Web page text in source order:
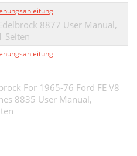
8877 User Manual,
Seiten
For 1965-76 Ford FE V8
8835 User Manual,